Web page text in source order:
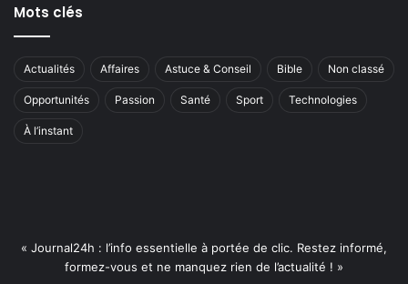
Mots clés
Actualités Affaires Astuce & Conseil Bible Non classé
Opportunités Passion Santé Sport Technologies
À l’instant
« Journal24h : l’info essentielle à portée de clic. Restez informé,
formez-vous et ne manquez rien de l’actualité ! »